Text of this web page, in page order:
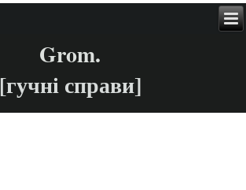
Grom.
[гучні справи]